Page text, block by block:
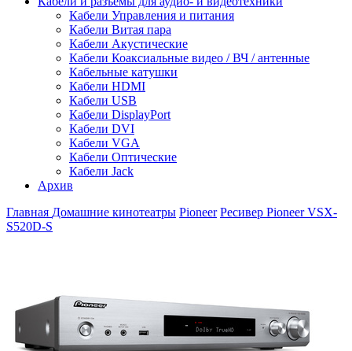
Кабели Управления и питания
Кабели Витая пара
Кабели Акустические
Кабели Коаксиальные видео / ВЧ / антенные
Кабельные катушки
Кабели HDMI
Кабели USB
Кабели DisplayPort
Кабели DVI
Кабели VGA
Кабели Оптические
Кабели Jack
Архив
Главная Домашние кинотеатры Pioneer Ресивер Pioneer VSX-
S520D-S